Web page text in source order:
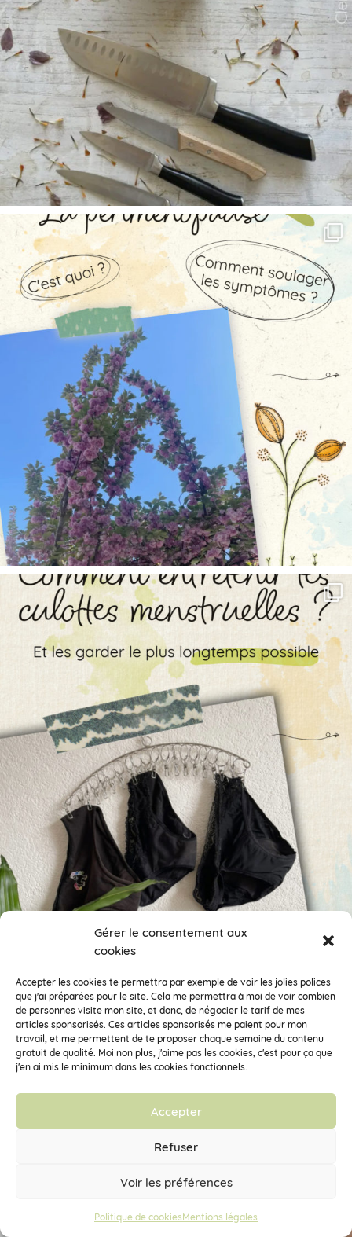
Gérer le consentement aux
cookies
Accepter les cookies te permettra par exemple de voir les jolies polices
que j'ai préparées pour le site. Cela me permettra à moi de voir combien
de personnes visite mon site, et donc, de négocier le tarif de mes
articles sponsorisés. Ces articles sponsorisés me paient pour mon
travail, et me permettent de te proposer chaque semaine du contenu
gratuit de qualité. Moi non plus, j'aime pas les cookies, c'est pour ça que
j'en ai mis le minimum dans les cookies fonctionnels.
Accepter
Refuser
Voir les préférences
Politique de cookiesMentions légales